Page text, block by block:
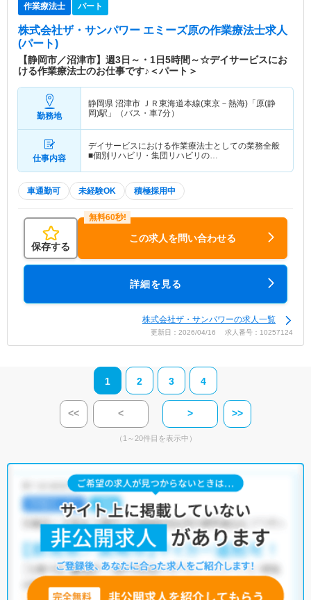
作業療法士 パート
株式会社ザ・サンパワー エミーズ原の作業療法士求人
(パート)
【静岡市／沼津市】週3日～・1日5時間～☆デイサービスにお
ける作業療法士のお仕事です♪＜パート＞
勤務地
静岡県 沼津市 ＪＲ東海道本線(東京－熱海)「原(静
岡)駅」（バス・車7分）
仕事内容
デイサービスにおける作業療法士としての業務全般
■個別リハビリ・集団リハビリの…
車通勤可 未経験OK 積極採用中
保存する
この求人を問い合わせる
詳細を見る
株式会社ザ・サンパワーの求人一覧
更新日：2026/04/16 求人番号：10257124
1 2 3 4
<< < > >>
（1～20件目を表示中）